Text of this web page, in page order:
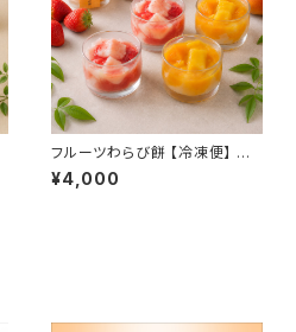
フルーツわらび餅 【冷凍便】 宮
崎マンゴー いちごミルク ギフト
おもたせ 九州 宮崎 鹿児島 都
¥4,000